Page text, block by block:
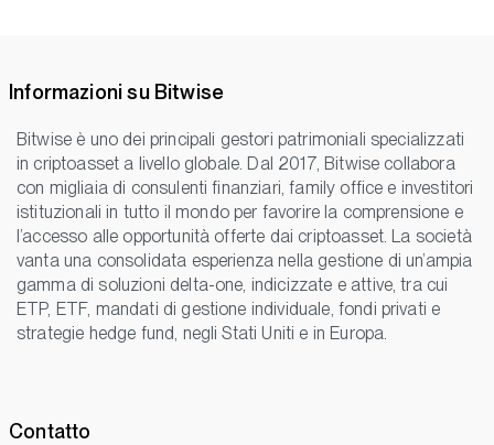
Informazioni su Bitwise
Bitwise è uno dei principali gestori patrimoniali specializzati
in criptoasset a livello globale. Dal 2017, Bitwise collabora
con migliaia di consulenti finanziari, family office e investitori
istituzionali in tutto il mondo per favorire la comprensione e
l’accesso alle opportunità offerte dai criptoasset. La società
vanta una consolidata esperienza nella gestione di un’ampia
gamma di soluzioni delta-one, indicizzate e attive, tra cui
ETP, ETF, mandati di gestione individuale, fondi privati e
strategie hedge fund, negli Stati Uniti e in Europa.
Contatto